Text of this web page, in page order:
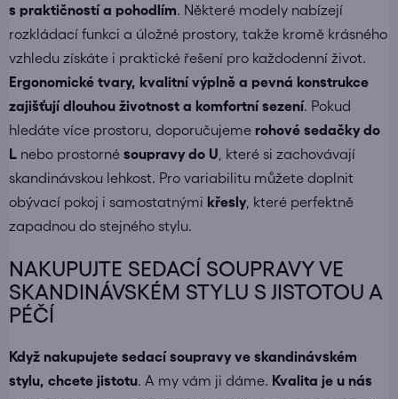
s praktičností a pohodlím. Některé modely nabízejí
rozkládací funkci a úložné prostory, takže kromě krásného
vzhledu získáte i praktické řešení pro každodenní život.
Ergonomické tvary, kvalitní výplně a pevná konstrukce
zajišťují dlouhou životnost a komfortní sezení. Pokud
hledáte více prostoru, doporučujeme rohové sedačky do
L nebo prostorné soupravy do U , které si zachovávají
skandinávskou lehkost. Pro variabilitu můžete doplnit
obývací pokoj i samostatnými křesly, které perfektně
zapadnou do stejného stylu.
NAKUPUJTE SEDACÍ SOUPRAVY VE
SKANDINÁVSKÉM STYLU S JISTOTOU A
PÉČÍ
Když nakupujete sedací soupravy ve skandinávském
stylu, chcete jistotu. A my vám ji dáme. Kvalita je u nás